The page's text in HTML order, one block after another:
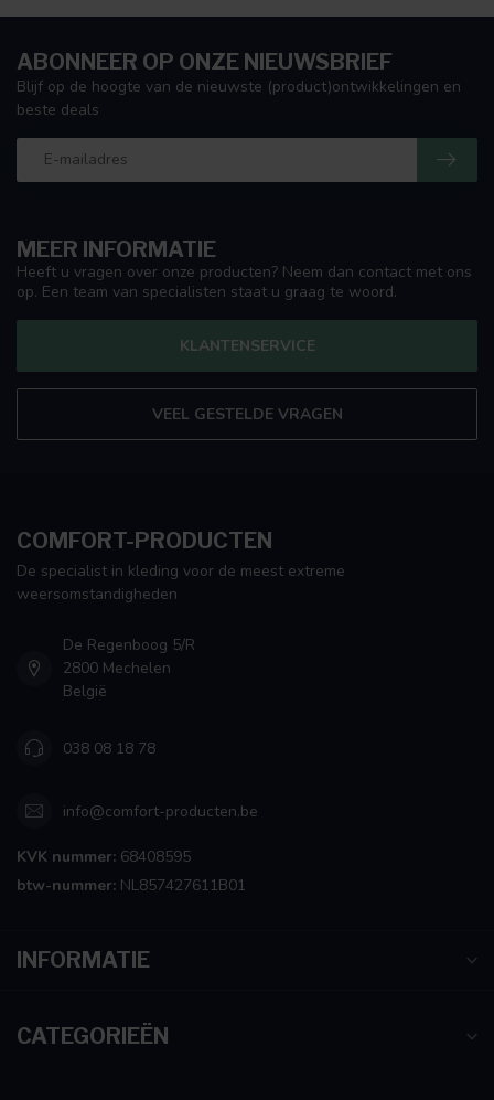
MEER INFORMATIE
Heeft u vragen over onze producten? Neem dan contact met ons
op. Een team van specialisten staat u graag te woord.
KLANTENSERVICE
VEEL GESTELDE VRAGEN
ABONNEER OP ONZE NIEUWSBRIEF
Blijf op de hoogte van de nieuwste (product)ontwikkelingen en
beste deals
COMFORT-PRODUCTEN
De specialist in kleding voor de meest extreme
weersomstandigheden
De Regenboog 5/R
2800 Mechelen
België
038 08 18 78
info@comfort-producten.be
KVK nummer: 68408595
btw-nummer: NL857427611B01
INFORMATIE
CATEGORIEËN